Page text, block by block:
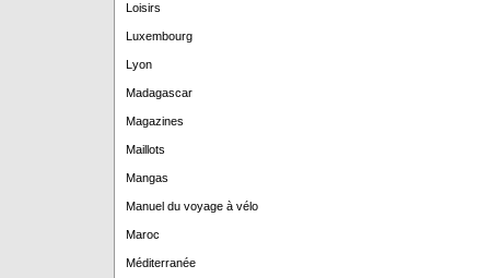
Loisirs
Luxembourg
Lyon
Madagascar
Magazines
Maillots
Mangas
Manuel du voyage à vélo
Maroc
Méditerranée